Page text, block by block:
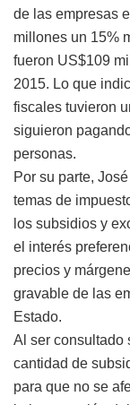
de las empresas
millones un 15%
fueron US$109
2015. Lo que
fiscales tuvieron
siguieron
personas.
Por su parte,
temas de
los subsidios y
el interés
precios y
gravable de las
Estado.
Al ser consultado
cantidad de
para que no se